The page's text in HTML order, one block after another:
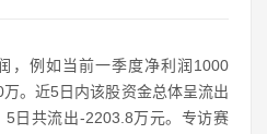
，例如当前一季度净利润1000
。近5日内该股资金总体呈流出
日共流出-2203.8万元。专访赛